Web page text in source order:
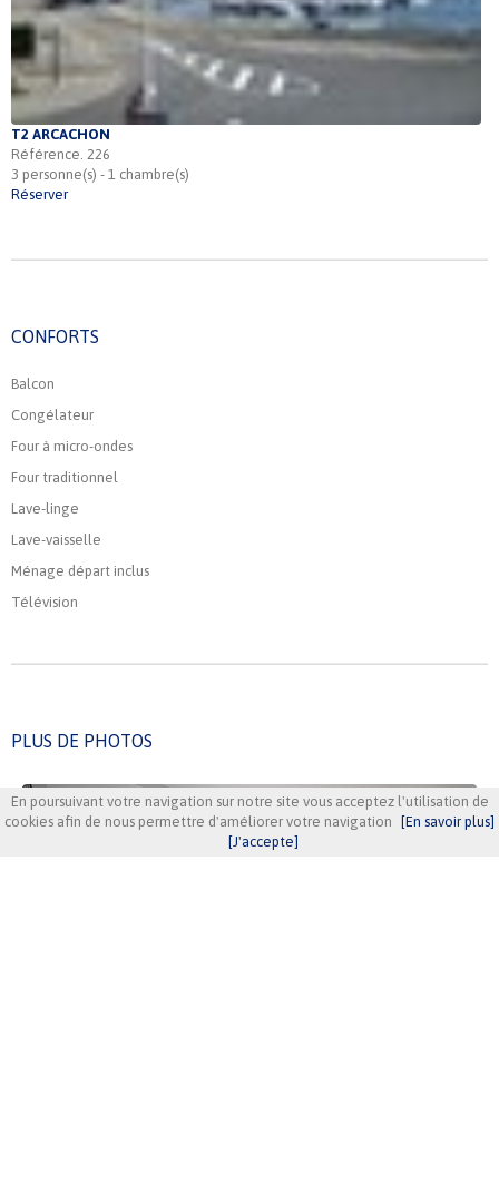
T2 ARCACHON
Référence. 226
3 personne(s) - 1 chambre(s)
Réserver
CONFORTS
Balcon
Congélateur
Four à micro-ondes
Four traditionnel
Lave-linge
Lave-vaisselle
Ménage départ inclus
Télévision
PLUS DE PHOTOS
En poursuivant votre navigation sur notre site vous acceptez l'utilisation de
cookies afin de nous permettre d'améliorer votre navigation
[En savoir plus]
[J'accepte]